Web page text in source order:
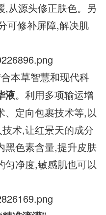
,从源头修正肤色。另
可修补屏障,解决肌
本草智慧和现代科
液。利用多项输运增
、定向包裹技术等,以
术,让红景天的成分
黑色素含量,提升皮肤
匀净度,敏感肌也可以